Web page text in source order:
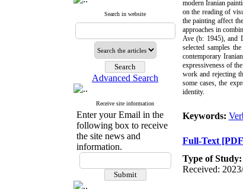
Search in website
Advanced Search
Receive site information
Enter your Email in the
following box to receive
the site news and
information.
modern Iranian
on the reading of
the painting affect
approaches in
Ave (b: 1945), and
selected samples
contemporary
expressiveness of
work and rejecting
some cases, the
identity.
Keywords:
Full-Text
Type of Study:
Received: